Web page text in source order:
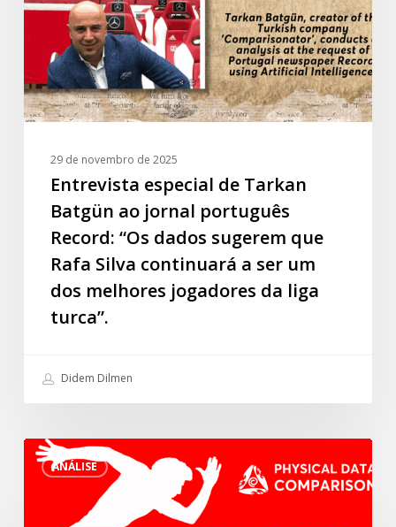
ao
português
Record:
“Os
sugerem
continuará
jogadores
turca”.
29 de novembro de 2025
Entrevista especial de Tarkan
Batgün ao jornal português
Record: “Os dados sugerem que
Rafa Silva continuará a ser um
dos melhores jogadores da liga
turca”.
Didem Dilmen
ANÁLISE
Melhores
jogadores